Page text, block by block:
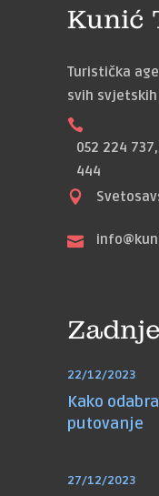
Kunić
Turistička
svih
052 224
444
22/12/2023
Kako
putovanje
27/12/2023